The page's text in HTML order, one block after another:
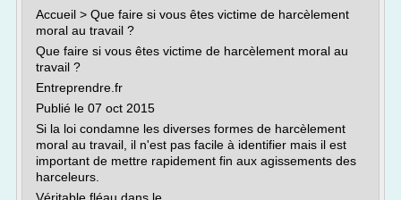
Accueil > Que faire si vous êtes victime de harcèlement
moral au travail ?
Que faire si vous êtes victime de harcèlement moral au
travail ?
Entreprendre.fr
Publié le 07 oct 2015
Si la loi condamne les diverses formes de harcèlement
moral au travail, il n'est pas facile à identifier mais il est
important de mettre rapidement fin aux agissements des
harceleurs.